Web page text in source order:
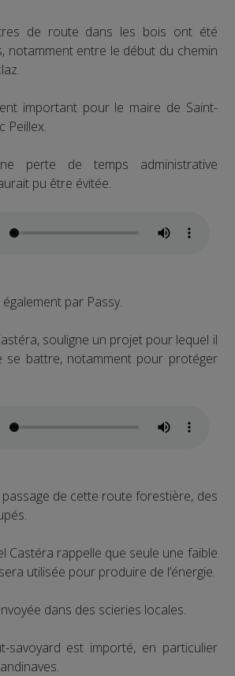
de route dans les bois ont été
notamment entre le début du chemin
important pour le maire de Saint-
Peillex.
perte de temps administrative
pu être évitée.
par Passy.
souligne un projet pour lequel il
se battre, notamment pour protéger
de cette route forestière, des
Castéra rappelle que seule une faible
utilisée pour produire de l’énergie.
dans des scieries locales.
savoyard est importé, en particulier